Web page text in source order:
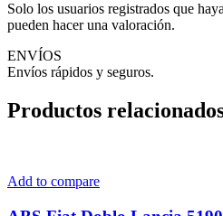
Solo los usuarios registrados que
pueden hacer una valoración.
ENVÍOS
Envíos rápidos y seguros.
Productos
Add to compare